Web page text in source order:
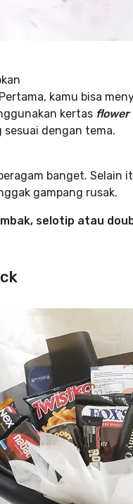
kamu bisa
kertas
dengan tema.
banget. Selain
gampang rusak.
selotip atau